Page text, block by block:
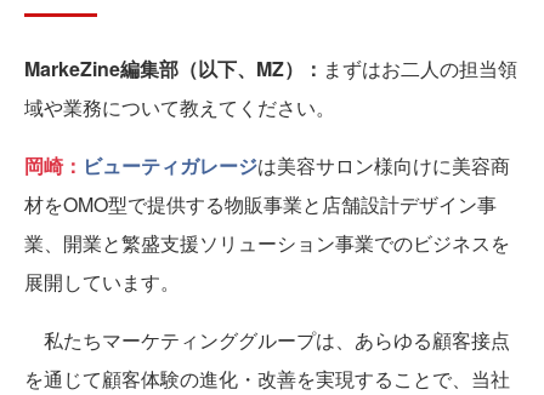
MarkeZine編集部（以下、MZ）： まずはお二人の担当領
域や業務について教えてください。
岡崎： ビューティガレージは美容サロン様向けに美容商
材をOMO型で提供する物販事業と店舗設計デザイン事
業、開業と繁盛支援ソリューション事業でのビジネスを
展開しています。
私たちマーケティンググループは、あらゆる顧客接点
を通じて顧客体験の進化・改善を実現することで、当社